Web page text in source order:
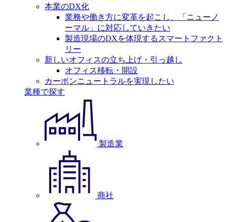
本業のDX化
業務や働き方に変革を起こし、「ニューノ
ーマル」に対応していきたい
製造現場のDXを体現するスマートファクト
リー
新しいオフィスの立ち上げ・引っ越し
オフィス移転・開設
カーボンニュートラルを実現したい
業種で探す
製造業
商社